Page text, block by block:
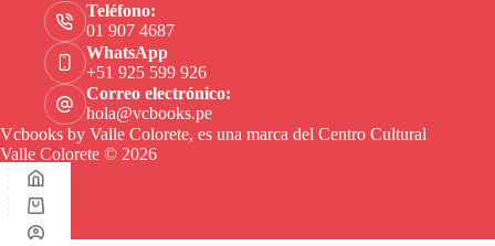
Teléfono:
01 907 4687
WhatsApp
+51 925 599 926
Correo electrónico:
hola@vcbooks.pe
Vcbooks by Valle Colorete, es una marca del Centro Cultural
Valle Colorete © 2026